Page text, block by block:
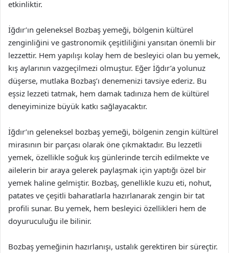
etkinliktir.
İğdır’ın geleneksel Bozbaş yemeği, bölgenin kültürel
zenginliğini ve gastronomik çeşitliliğini yansıtan önemli bir
lezzettir. Hem yapılışı kolay hem de besleyici olan bu yemek,
kış aylarının vazgeçilmezi olmuştur. Eğer İğdır’a yolunuz
düşerse, mutlaka Bozbaş’ı denemenizi tavsiye ederiz. Bu
eşsiz lezzeti tatmak, hem damak tadınıza hem de kültürel
deneyiminize büyük katkı sağlayacaktır.
İğdır’ın geleneksel bozbaş yemeği, bölgenin zengin kültürel
mirasının bir parçası olarak öne çıkmaktadır. Bu lezzetli
yemek, özellikle soğuk kış günlerinde tercih edilmekte ve
ailelerin bir araya gelerek paylaşmak için yaptığı özel bir
yemek haline gelmiştir. Bozbaş, genellikle kuzu eti, nohut,
patates ve çeşitli baharatlarla hazırlanarak zengin bir tat
profili sunar. Bu yemek, hem besleyici özellikleri hem de
doyuruculuğu ile bilinir.
Bozbaş yemeğinin hazırlanışı, ustalık gerektiren bir süreçtir.